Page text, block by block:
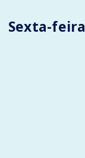
Sexta-feira